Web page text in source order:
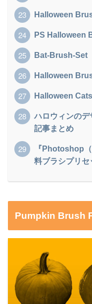
Halloween
PS Halloween
Bat-Brush-Set
Halloween
Halloween Cats
ハロウィンの
記事まとめ
『Photoshop
料ブラシプリ
Pumpkin Brush